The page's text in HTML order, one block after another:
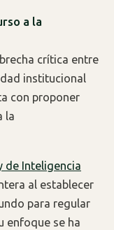
a la
crítica entre
institucional
con proponer
la
de Inteligencia
al establecer
para regular
enfoque se ha